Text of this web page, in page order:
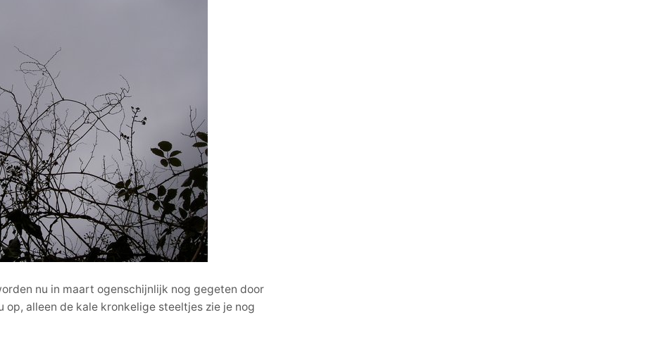
nu in maart ogenschijnlijk nog gegeten door
op, alleen de kale kronkelige steeltjes zie je nog